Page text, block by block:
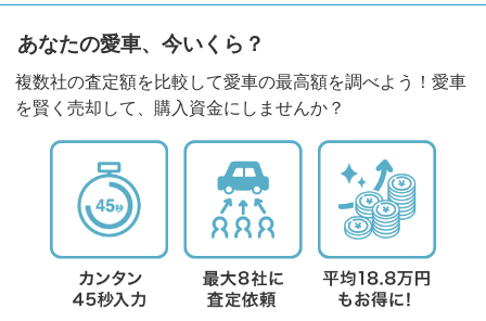
あなたの愛車、今いくら？
複数社の査定額を比較して愛車の最高額を調べよう！愛車
を賢く売却して、購入資金にしませんか？